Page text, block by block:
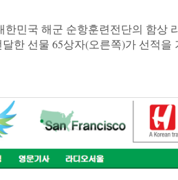
민국 해군 순항훈련전단의 함상
한 선물 65상자(오른쪽)가 선적을